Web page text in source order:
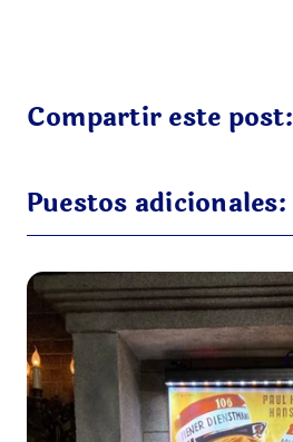
Compartir este post:
Puestos adicionales: